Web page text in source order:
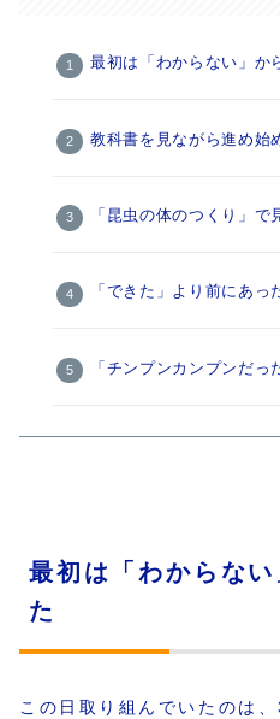
最初は「わからない」か
教科書を見ながら進め始
「昆虫の体のつくり」で
「できた」より前にあっ
「チンプンカンプンだ
最初は「わからな
た
この日取り組んでいたのは